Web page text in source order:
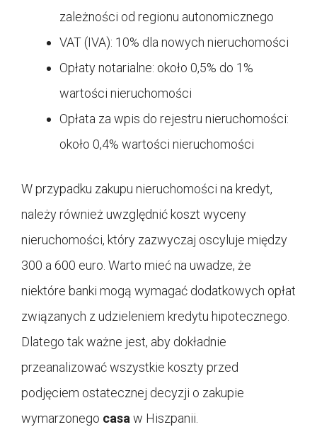
zależności od regionu autonomicznego
VAT (IVA): 10% dla nowych nieruchomości
Opłaty notarialne: około 0,5% do 1%
wartości nieruchomości
Opłata za wpis do rejestru nieruchomości:
około 0,4% wartości nieruchomości
W przypadku zakupu nieruchomości na kredyt,
należy również uwzględnić koszt wyceny
nieruchomości, który zazwyczaj oscyluje między
300 a 600 euro. Warto mieć na uwadze, że
niektóre banki mogą wymagać dodatkowych opłat
związanych z udzieleniem kredytu hipotecznego.
Dlatego tak ważne jest, aby dokładnie
przeanalizować wszystkie koszty przed
podjęciem ostatecznej decyzji o zakupie
wymarzonego casa w Hiszpanii.